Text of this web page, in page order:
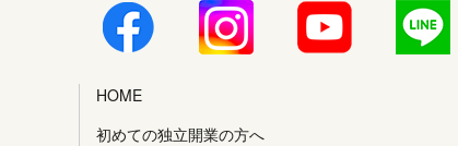
HOME
初めての独立開業の方へ